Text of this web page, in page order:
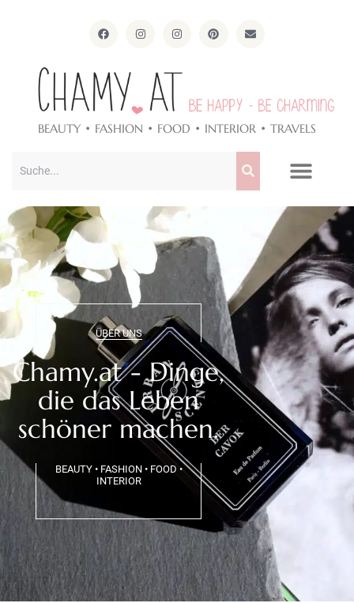
BEAUTY • FASHION • FOOD • INTERIOR • TRAVELS
ÜBER UNS
Chamy.at - Dinge,
die das Leben
schöner machen.
BEAUTY • FASHION • FOOD •
INTERIOR